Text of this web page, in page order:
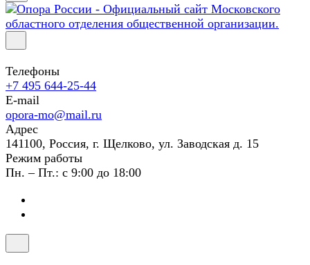
Телефоны
+7 495 644-25-44
E-mail
opora-mo@mail.ru
Адрес
141100, Россия, г. Щелково, ул. Заводская д. 15
Режим работы
Пн. – Пт.: с 9:00 до 18:00